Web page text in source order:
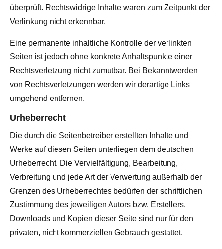
überprüft. Rechtswidrige Inhalte waren zum Zeitpunkt der
Verlinkung nicht erkennbar.
Eine permanente inhaltliche Kontrolle der verlinkten
Seiten ist jedoch ohne konkrete Anhaltspunkte einer
Rechtsverletzung nicht zumutbar. Bei Bekanntwerden
von Rechtsverletzungen werden wir derartige Links
umgehend entfernen.
Urheberrecht
Die durch die Seitenbetreiber erstellten Inhalte und
Werke auf diesen Seiten unterliegen dem deutschen
Urheberrecht. Die Vervielfältigung, Bearbeitung,
Verbreitung und jede Art der Verwertung außerhalb der
Grenzen des Urheberrechtes bedürfen der schriftlichen
Zustimmung des jeweiligen Autors bzw. Erstellers.
Downloads und Kopien dieser Seite sind nur für den
privaten, nicht kommerziellen Gebrauch gestattet.